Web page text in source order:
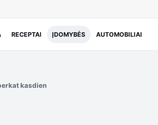
RECEPTAI ĮDOMYBĖS AUTOMOBILIAI
kasdien